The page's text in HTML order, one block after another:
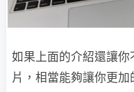
如果上面的介紹還讓
片，相當能夠讓你更加